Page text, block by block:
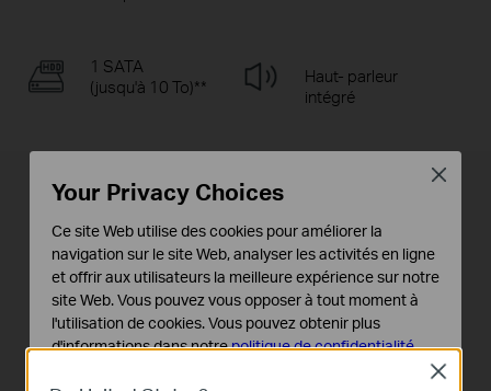
1 SATA
(jusqu'à 10 To)**
Haut- parleur
intégré
Installation simple du disque dur**
Appuyez et maintenez le
loquet du capot latéral
pour retirer le capot
latéral.
2.Appuyez sur le disque
dur pour l'insérer dans
l'emplacement du
disque dur.
Close
Your Privacy Choices
Ce site Web utilise des cookies pour améliorer la
navigation sur le site Web, analyser les activités en ligne
et offrir aux utilisateurs la meilleure expérience sur notre
site Web. Vous pouvez vous opposer à tout moment à
l'utilisation de cookies. Vous pouvez obtenir plus
d'informations dans notrepolitique de confidentialité.
Close